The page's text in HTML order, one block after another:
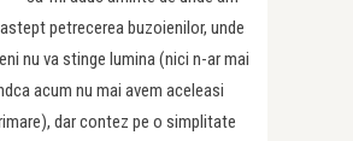
petrecerea buzoienilor, unde
nu va stinge lumina (nici n-ar mai
acum nu mai avem aceleasi
dar contez pe o simplitate